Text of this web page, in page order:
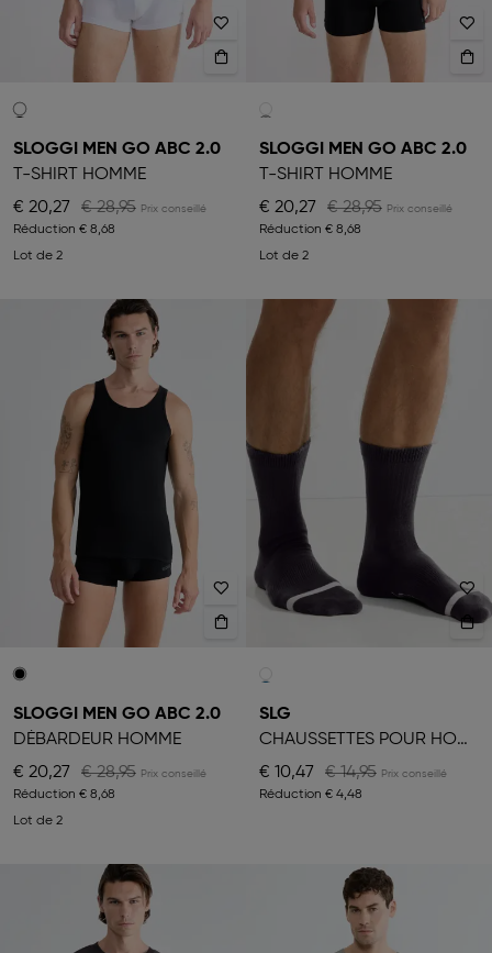
SLOGGI MEN GO ABC 2.0
T-SHIRT HOMME
€ 20,27
€ 28,95
Réduction € 8,68
Lot de 2
SLOGGI MEN GO ABC 2.0
T-SHIRT HOMME
€ 20,27
€ 28,95
Réduction € 8,68
Lot de 2
SLOGGI MEN GO ABC 2.0
DÉBARDEUR HOMME
€ 20,27
€ 28,95
Réduction € 8,68
Lot de 2
SLG
CHAUSSETTES POUR HOMME
€ 10,47
€ 14,95
Réduction € 4,48